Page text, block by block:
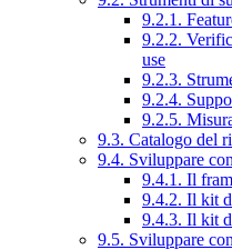
9.2.1.
9.2.2.
use
9.2.3.
9.2.4.
9.2.5.
9.3. Catalogo del
9.4. Sviluppare
9.4.1. Il
9.4.2. Il kit
9.4.3. Il kit
9.5. Sviluppare